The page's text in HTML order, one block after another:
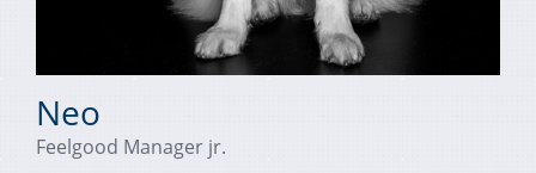
Neo
Feelgood Manager jr.